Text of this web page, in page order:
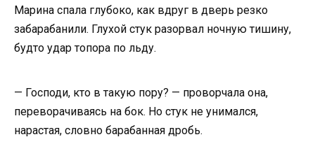
Марина спала глубоко, как вдруг в дверь резко
забарабанили. Глухой стук разорвал ночную тишину,
будто удар топора по льду.
— Господи, кто в такую пору? — проворчала она,
переворачиваясь на бок. Но стук не унимался,
нарастая, словно барабанная дробь.